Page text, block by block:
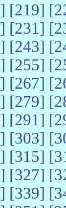
] [219] [
] [231] [
] [243] [
] [255] [
] [267] [
] [279] [
] [291] [
] [303] [
] [315] [
] [327] [
] [339] [